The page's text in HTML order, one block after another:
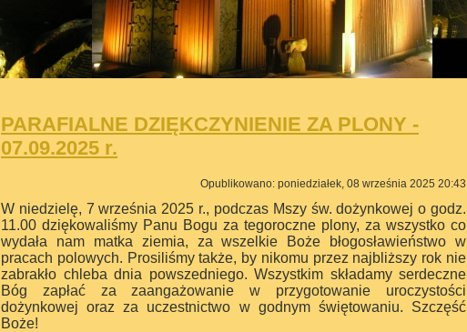
PARAFIALNE DZIĘKCZYNIENIE ZA PLONY -
07.09.2025 r.
Opublikowano: poniedziałek, 08 września 2025 20:43
W niedzielę, 7 września 2025 r., podczas Mszy św. dożynkowej o godz.
11.00 dziękowaliśmy Panu Bogu za tegoroczne plony, za wszystko co
wydała nam matka ziemia, za wszelkie Boże błogosławieństwo w
pracach polowych. Prosiliśmy także, by nikomu przez najbliższy rok nie
zabrakło chleba dnia powszedniego. Wszystkim składamy serdeczne
Bóg zapłać za zaangażowanie w przygotowanie uroczystości
dożynkowej oraz za uczestnictwo w godnym świętowaniu. Szczęść
Boże!